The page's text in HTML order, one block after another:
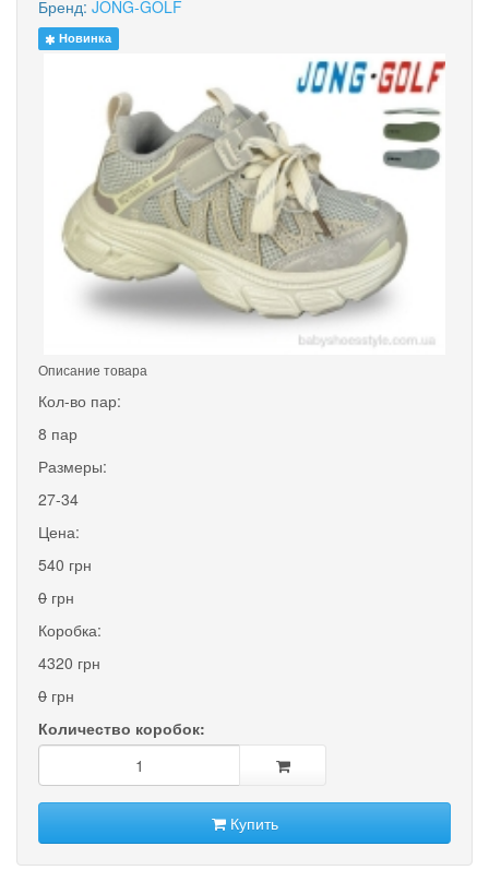
Бренд: JONG-GOLF
Новинка
Описание товара
Кол-во пар:
8 пар
Размеры:
27-34
Цена:
540 грн
0 грн
Коробка:
4320 грн
0 грн
Количество коробок:
Купить